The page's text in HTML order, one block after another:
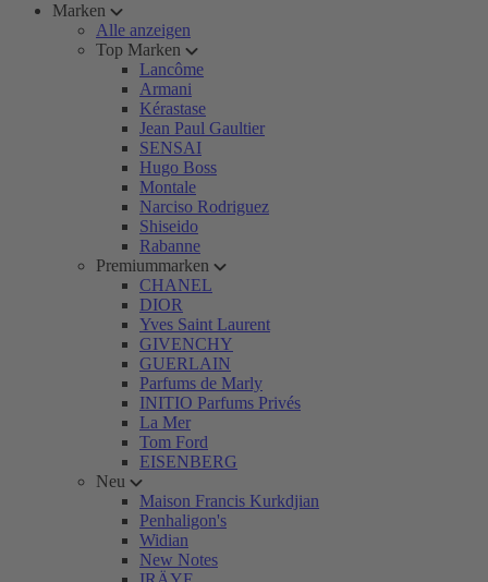
Marken
Alle anzeigen
Top Marken
Lancôme
Armani
Kérastase
Jean Paul Gaultier
SENSAI
Hugo Boss
Montale
Narciso Rodriguez
Shiseido
Rabanne
Premiummarken
CHANEL
DIOR
Yves Saint Laurent
GIVENCHY
GUERLAIN
Parfums de Marly
INITIO Parfums Privés
La Mer
Tom Ford
EISENBERG
Neu
Maison Francis Kurkdjian
Penhaligon's
Widian
New Notes